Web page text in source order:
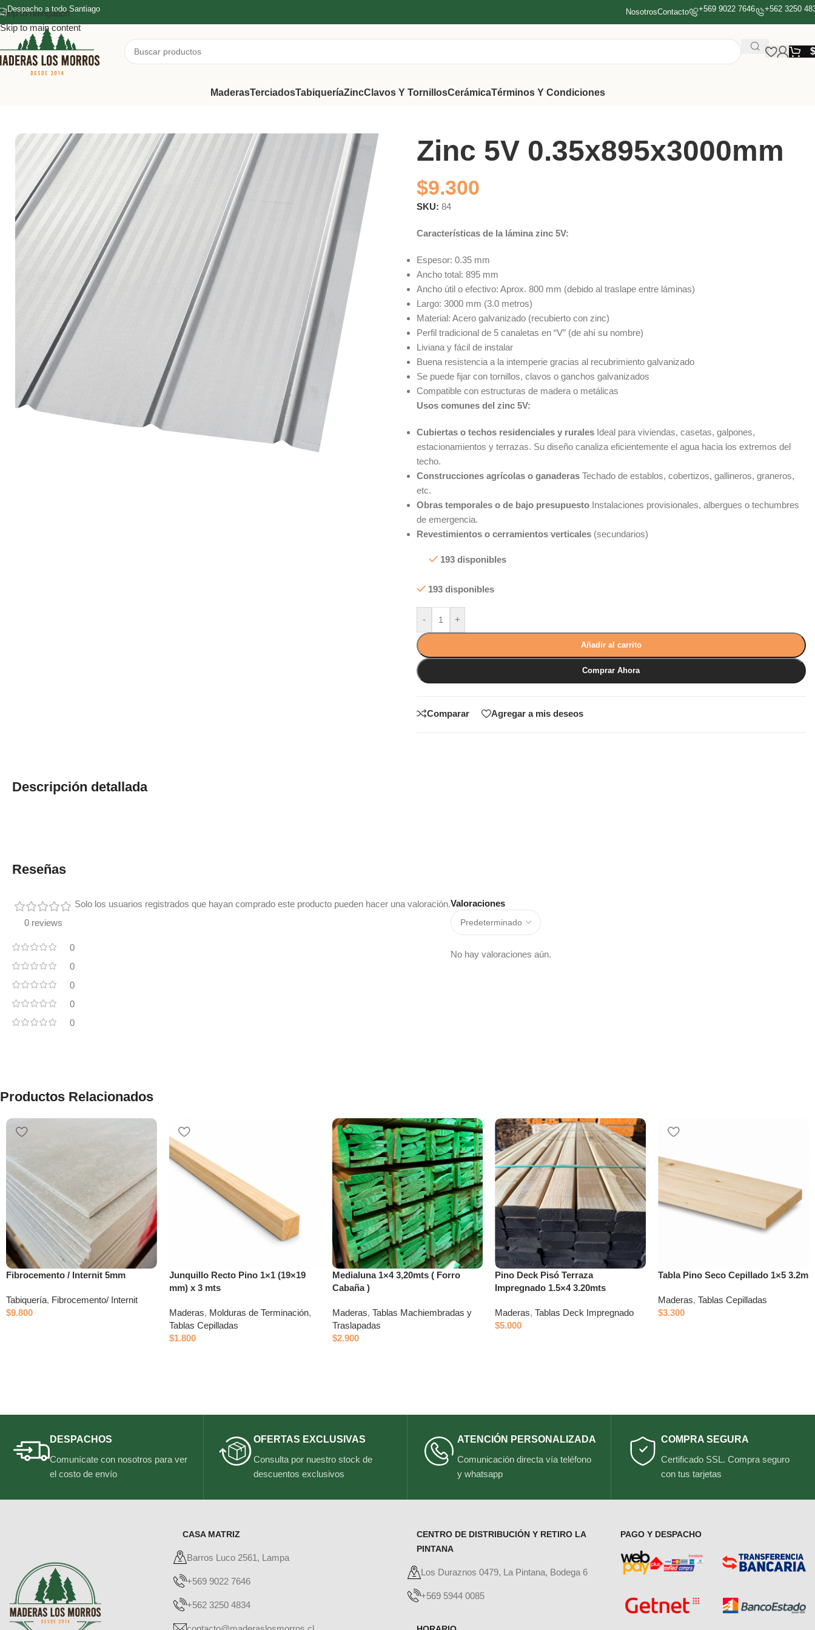
Skip to navigation
Skip to main content
Despacho a todo Santiago NosotrosContacto +569 9022 7646 +562 3250
$
MaderasTerciadosTabiqueríaZincClavos Y TornillosCerámicaTérminos Y Condiciones
Zinc 5V 0.35x895x3000mm
$9.300
SKU: 84
Características de la lámina zinc 5V:
Espesor: 0.35 mm
Ancho total: 895 mm
Ancho útil o efectivo: Aprox. 800 mm (debido al traslape entre láminas)
Largo: 3000 mm (3.0 metros)
Material: Acero galvanizado (recubierto con zinc)
Perfil tradicional de 5 canaletas en “V” (de ahí su nombre)
Liviana y fácil de instalar
Buena resistencia a la intemperie gracias al recubrimiento galvanizado
Se puede fijar con tornillos, clavos o ganchos galvanizados
Compatible con estructuras de madera o metálicas
Usos comunes del zinc 5V:
Cubiertas o techos residenciales y rurales Ideal para viviendas, casetas, galpones,
estacionamientos y terrazas. Su diseño canaliza eficientemente el agua hacia los extremos del
techo.
Construcciones agrícolas o ganaderas Techado de establos, cobertizos, gallineros, graneros,
etc.
Obras temporales o de bajo presupuesto Instalaciones provisionales, albergues o techumbres
de emergencia.
Revestimientos o cerramientos verticales(secundarios)
193 disponibles
193 disponibles
- +
Añadir al carrito
Comprar Ahora
Comparar Agregar a mis deseos
Descripción detallada
Reseñas
0 reviews
0
0
0
0
0
Valoraciones
No hay valoraciones aún.
Solo los usuarios registrados que hayan comprado este producto pueden hacer una valoración.
Productos Relacionados
Fibrocemento / Internit 5mm
Tabiquería, Fibrocemento/ Internit
$9.800
Junquillo Recto Pino 1×1 (19×19
mm) x 3 mts
Maderas, Molduras de Terminación,
Tablas Cepilladas
$1.800
Medialuna 1×4 3,20mts ( Forro
Cabaña )
Maderas, Tablas Machiembradas y
Traslapadas
$2.900
Pino Deck Pisó Terraza
Impregnado 1.5×4 3.20mts
Maderas, Tablas Deck Impregnado
$5.000
Tabla Pino Seco Cepillado 1×5 3.2m
Maderas, Tablas Cepilladas
$3.300
DESPACHOS
Comunícate con nosotros para ver
el costo de envío
OFERTAS EXCLUSIVAS
Consulta por nuestro stock de
descuentos exclusivos
ATENCIÓN PERSONALIZADA
Comunicación directa vía teléfono
y whatsapp
COMPRA SEGURA
Certificado SSL. Compra seguro
con tus tarjetas
CASA MATRIZ
Barros Luco 2561, Lampa
+569 9022 7646
+562 3250 4834
CENTRO DE DISTRIBUCIÓN Y RETIRO LA
PINTANA
Los Duraznos 0479, La Pintana, Bodega 6
+569 5944 0085
PAGO Y DESPACHO